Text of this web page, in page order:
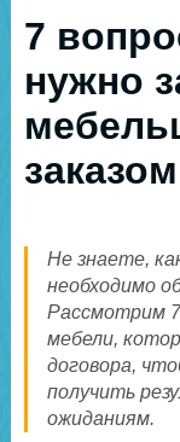
7
нужно
заказом
Не знаете,
необходимо
Рассмотрим
мебели,
договора,
получить
ожиданиям.